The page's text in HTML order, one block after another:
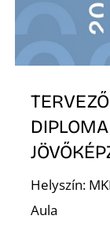
Helyszín:
Aula